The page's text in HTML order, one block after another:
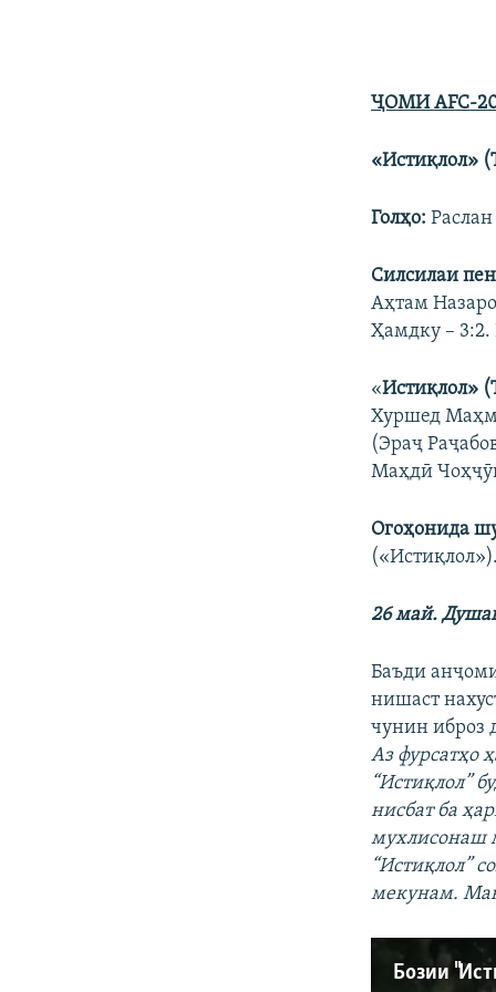
ҶОМИAFC-
«Истиқлол»
Голҳо:
Силсилаи
Аҳтам
Ҳамдку – 3:2.
«Истиқлол»
Хуршед
(Эраҷ
Маҳдӣ
Огоҳонида
26 май.
Баъди
нишаст
чунин иброз
Аз фурсатҳо
“Истиқлол”
нисбат ба
мухлисонаш
“Истиқлол”
мекунам.
Бозии